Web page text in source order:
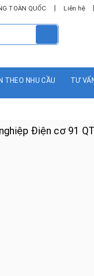
TOÀN QUỐC Liên hệ
THEO NHU CẦU TƯ
Điện cơ 91